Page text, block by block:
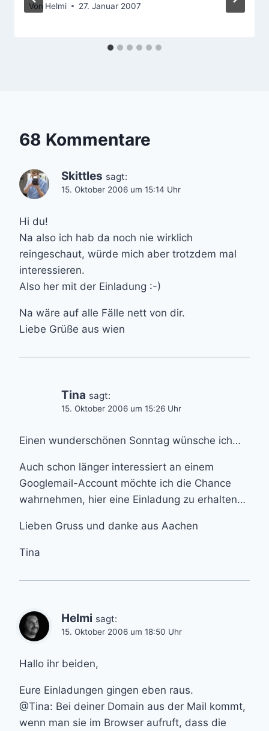
Von Helmi 27. Januar 2007
68 Kommentare
Skittles sagt:
15. Oktober 2006 um 15:14 Uhr
Hi du!
Na also ich hab da noch nie wirklich
reingeschaut, würde mich aber trotzdem mal
interessieren.
Also her mit der Einladung :-)
Na wäre auf alle Fälle nett von dir.
Liebe Grüße aus wien
Tina sagt:
15. Oktober 2006 um 15:26 Uhr
Einen wunderschönen Sonntag wünsche ich…
Auch schon länger interessiert an einem
Googlemail-Account möchte ich die Chance
wahrnehmen, hier eine Einladung zu erhalten…
Lieben Gruss und danke aus Aachen
Tina
Helmi sagt:
15. Oktober 2006 um 18:50 Uhr
Hallo ihr beiden,
Eure Einladungen gingen eben raus.
@Tina: Bei deiner Domain aus der Mail kommt,
wenn man sie im Browser aufruft, dass die